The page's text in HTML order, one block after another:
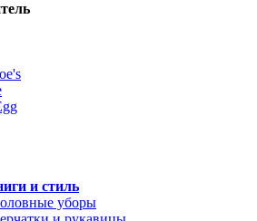
и стиль
уборы